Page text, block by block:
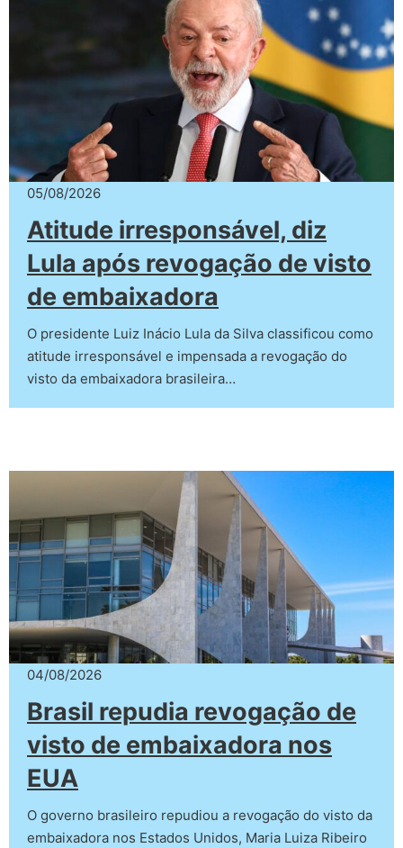
05/08/2026
Atitude irresponsável, diz
Lula após revogação de visto
de embaixadora
O presidente Luiz Inácio Lula da Silva classificou como
atitude irresponsável e impensada a revogação do
visto da embaixadora brasileira…
04/08/2026
Brasil repudia revogação de
visto de embaixadora nos
EUA
O governo brasileiro repudiou a revogação do visto da
embaixadora nos Estados Unidos, Maria Luiza Ribeiro